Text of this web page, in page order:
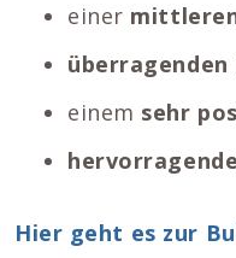
einer
einem sehr
Hier geht es zur